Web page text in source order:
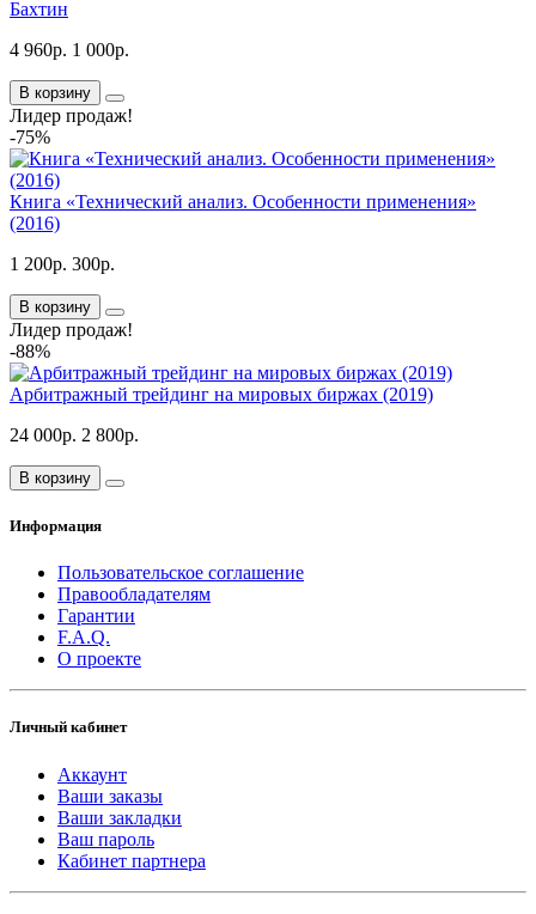
Бахтин
4 960р. 1 000р.
В корзину
Лидер продаж!
-75%
Книга «Технический анализ. Особенности применения»
(2016)
1 200р. 300р.
В корзину
Лидер продаж!
-88%
Арбитражный трейдинг на мировых биржах (2019)
24 000р. 2 800р.
В корзину
Информация
Пользовательское соглашение
Правообладателям
Гарантии
F.A.Q.
О проекте
Личный кабинет
Аккаунт
Ваши заказы
Ваши закладки
Ваш пароль
Кабинет партнера